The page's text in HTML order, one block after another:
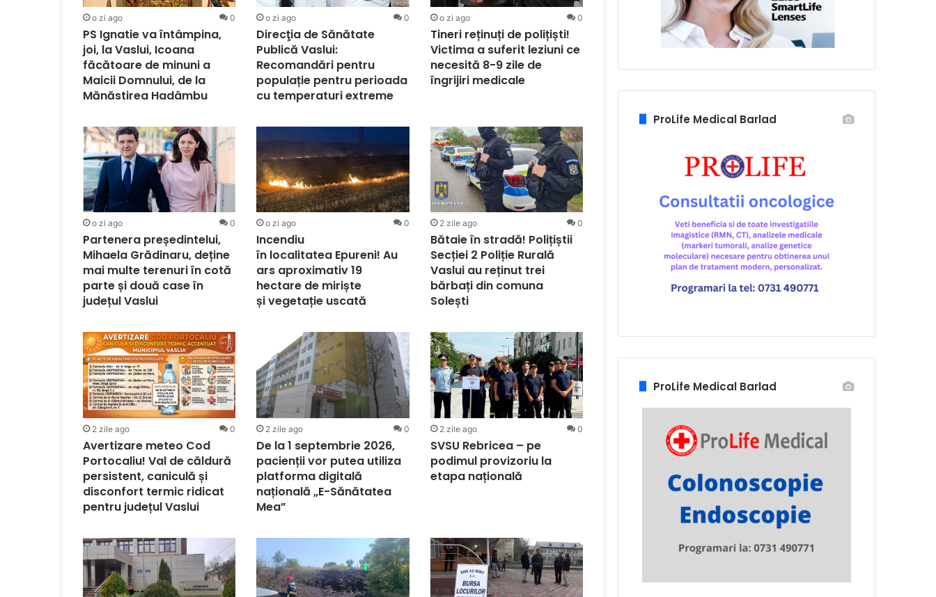
o zi ago 0
PS Ignatie va întâmpina,
joi, la Vaslui, Icoana
făcătoare de minuni a
Maicii Domnului, de la
Mănăstirea Hadâmbu
o zi ago 0
Direcţia de Sănătate
Publică Vaslui:
Recomandări pentru
populație pentru perioada
cu temperaturi extreme
o zi ago 0
Tineri reținuți de polițiști!
Victima a suferit leziuni ce
necesită 8-9 zile de
îngrijiri medicale
o zi ago 0
Partenera președintelui,
Mihaela Grădinaru, deține
mai multe terenuri în cotă
parte și două case în
județul Vaslui
o zi ago 0
Incendiu
în localitatea Epureni! Au
ars aproximativ 19
hectare de miriște
și vegetație uscată
2 zile ago 0
Bătaie în stradă! Polițiștii
Secției 2 Poliție Rurală
Vaslui au reținut trei
bărbați din comuna
Solești
2 zile ago 0
Avertizare meteo Cod
Portocaliu! Val de căldură
persistent, caniculă și
disconfort termic ridicat
pentru județul Vaslui
2 zile ago 0
De la 1 septembrie 2026,
pacienții vor putea utiliza
platforma digitală
națională „E-Sănătatea
Mea”
2 zile ago 0
SVSU Rebricea – pe
podimul provizoriu la
etapa națională
ProLife Medical Barlad
ProLife Medical Barlad